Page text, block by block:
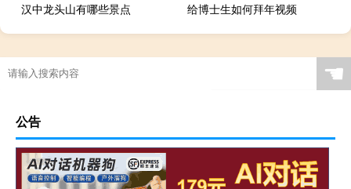
汉中龙头山有哪些景点
给博士生如何拜年视频
☚
公告